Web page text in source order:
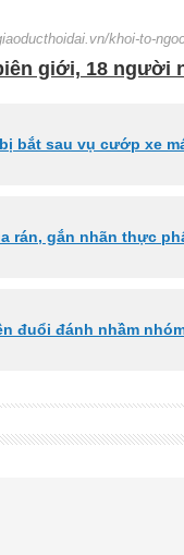
khoi-to-
giới, 18 người
bắt sau vụ cướp xe
rán, gắn nhãn thực
đuổi đánh nhầm